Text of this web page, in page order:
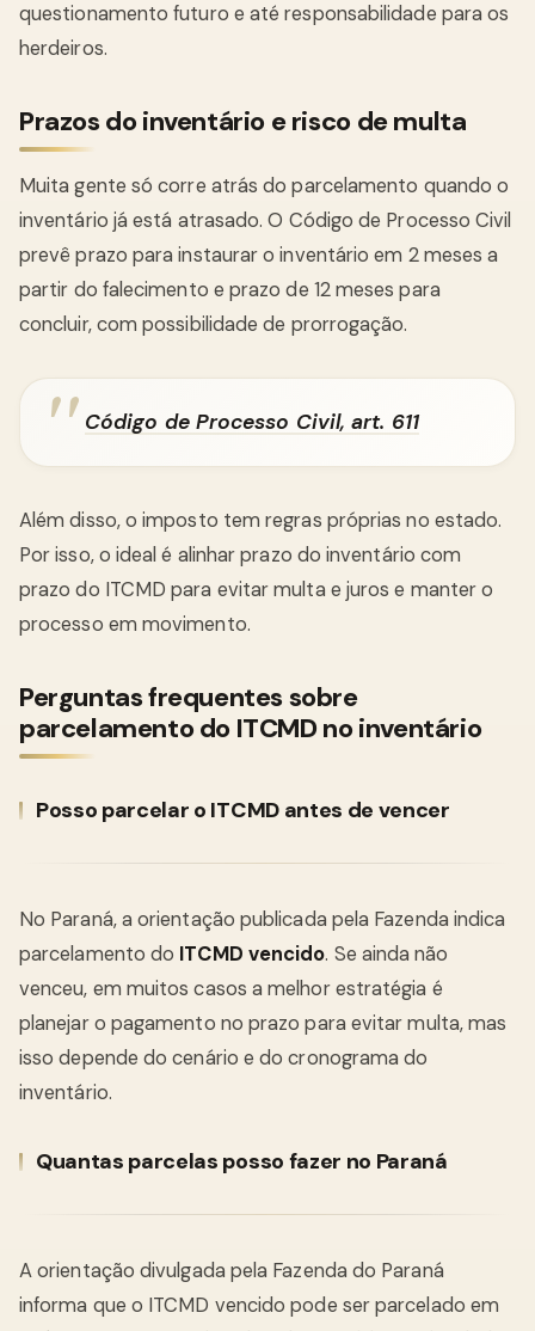
questionamento futuro e até responsabilidade para os
herdeiros.
Prazos do inventário e risco de multa
Muita gente só corre atrás do parcelamento quando o
inventário já está atrasado. O Código de Processo Civil
prevê prazo para instaurar o inventário em 2 meses a
partir do falecimento e prazo de 12 meses para
concluir, com possibilidade de prorrogação.
Código de Processo Civil, art. 611
Além disso, o imposto tem regras próprias no estado.
Por isso, o ideal é alinhar prazo do inventário com
prazo do ITCMD para evitar multa e juros e manter o
processo em movimento.
Perguntas frequentes sobre
parcelamento do ITCMD no inventário
Posso parcelar o ITCMD antes de vencer
No Paraná, a orientação publicada pela Fazenda indica
parcelamento do ITCMD vencido. Se ainda não
venceu, em muitos casos a melhor estratégia é
planejar o pagamento no prazo para evitar multa, mas
isso depende do cenário e do cronograma do
inventário.
Quantas parcelas posso fazer no Paraná
A orientação divulgada pela Fazenda do Paraná
informa que o ITCMD vencido pode ser parcelado em